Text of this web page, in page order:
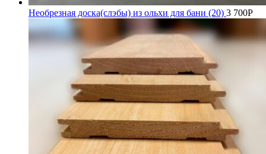
Необрезная доска(слэбы) из ольхи для бани (20) 3 700Р